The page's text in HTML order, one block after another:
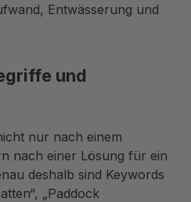
Entwässerung und
und
nur nach einem
nach einer Lösung für ein
deshalb sind Keywords
„Paddock